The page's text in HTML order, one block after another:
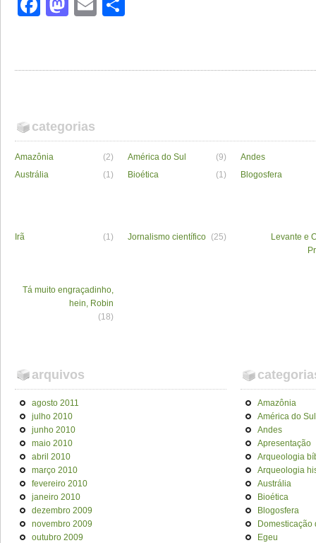
categorias
Amazônia (2) América do Sul (9)
Andes
Austrália
(1) Bioética (1) Blogosfera
Irã (1) Jornalismo científico (25)
Levante e
Tá muito engraçadinho,
hein, Robin
(18)
arquivos
agosto 2011
julho 2010
junho 2010
maio 2010
abril 2010
março 2010
fevereiro 2010
janeiro 2010
dezembro 2009
novembro 2009
outubro 2009
Amazônia
América do Sul
Andes
Apresentação
Arqueologia
Arqueologia
Austrália
Bioética
Blogosfera
Domesticação
Egeu